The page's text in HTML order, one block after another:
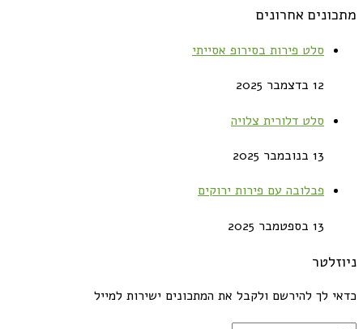
מתכונים אחרונים
סלט פירות בסירופ אסייתי
12 בדצמבר 2025
סלט דלורית צלויה
13 בנובמבר 2025
פבלובה עם פירות ירוקים
13 בספטמבר 2025
ניוזלטר
כדאי לך להירשם ולקבל את המתכונים ישירות למייל